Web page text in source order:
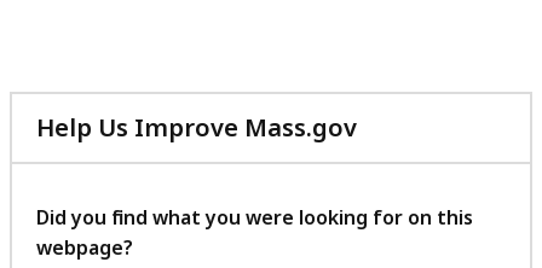
Help Us Improve Mass.gov
with
feedback
Did you find what you were looking for on this
webpage?